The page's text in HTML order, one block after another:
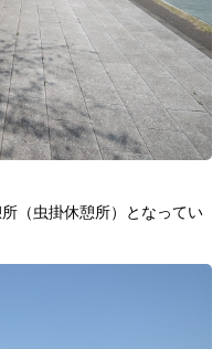
（虫掛休憩所）となってい